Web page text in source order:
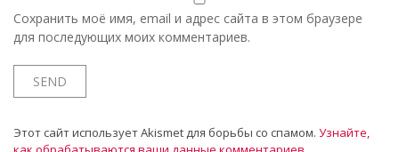
Сохранить моё имя, email и адрес сайта в этом браузере
для последующих моих комментариев.
Этот сайт использует Akismet для борьбы со спамом. Узнайте,